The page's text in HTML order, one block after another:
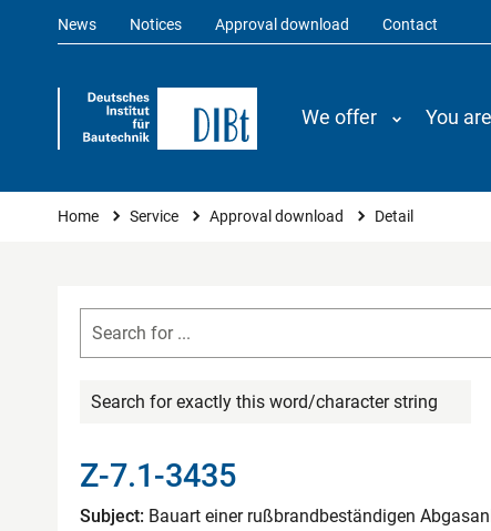
News Notices Approval download Contact
We offer You are
You are here
Home Service Approval download Detail
Search for exactly this word/character string
Z-7.1-3435
Subject: Bauart einer rußbrandbeständigen